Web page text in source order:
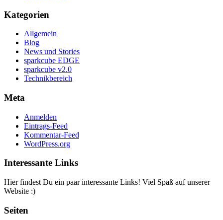
Kategorien
Allgemein
Blog
News und Stories
sparkcube EDGE
sparkcube v2.0
Technikbereich
Meta
Anmelden
Eintrags-Feed
Kommentar-Feed
WordPress.org
Interessante Links
Hier findest Du ein paar interessante Links! Viel Spaß auf unserer
Website :)
Seiten